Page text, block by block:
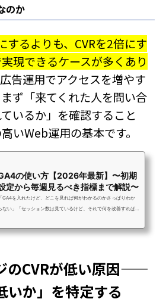
のか
するよりも、CVRを2倍にす
現できるケースが多くあり
告運用でアクセスを増やす
ず「来てくれた人を問い合
いるか」を確認すること
いWeb運用の基本です。
の使い方【2026年最新】〜初期
定から毎週見るべき指標まで解説〜
「GA4を入れたけど、どこを見れば何がわかるのかさっぱりわか
ない」「セッション数は見ているけど、それで何を改善すれば
率は上がっているのに、「なんとなく見ているだけ」で終わっ
態…」というお悩みを持たれている方が多いです。この記事では、
の初期設定から「実際に何を見て、何を意思決定に使うか」
のCVRが低い原因——
いか」を特定する